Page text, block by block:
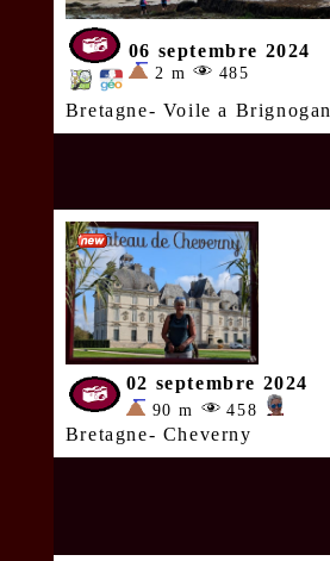
06 septembre 2024
2 m 485
Bretagne- Voile a Brignogan
02 septembre 2024
90 m 458
Bretagne- Cheverny